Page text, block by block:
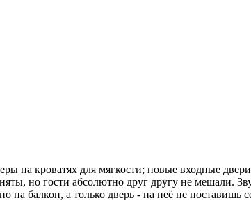
на кроватях для мягкости; новые входные
но гости абсолютно друг другу не мешали.
на балкон, а только дверь - на неё не